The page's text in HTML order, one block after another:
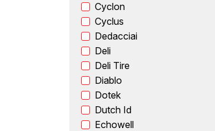
Cyclon
Cyclus
Dedacciai
Deli
Deli Tire
Diablo
Dotek
Dutch Id
Echowell